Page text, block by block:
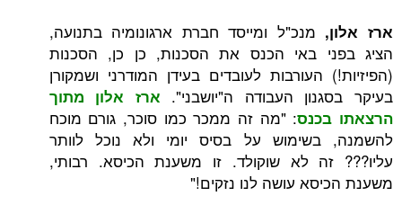
מנכ"ל ומייסד חברת ארגונומיה בתנועה,
באי הכנס את הסכנות, כן כן, הסכנות
העורבות לעובדים בעידן המודרני ושמקורן
העבודה ה"יושבני".ארז אלון מתוך
: "מה זה ממכר כמו סוכר, גורם מוכח
על בסיס יומי ולא נוכל לוותר
לא שוקולד. זו משענת הכיסא. רבותי,
עושה לנו נזקים!"